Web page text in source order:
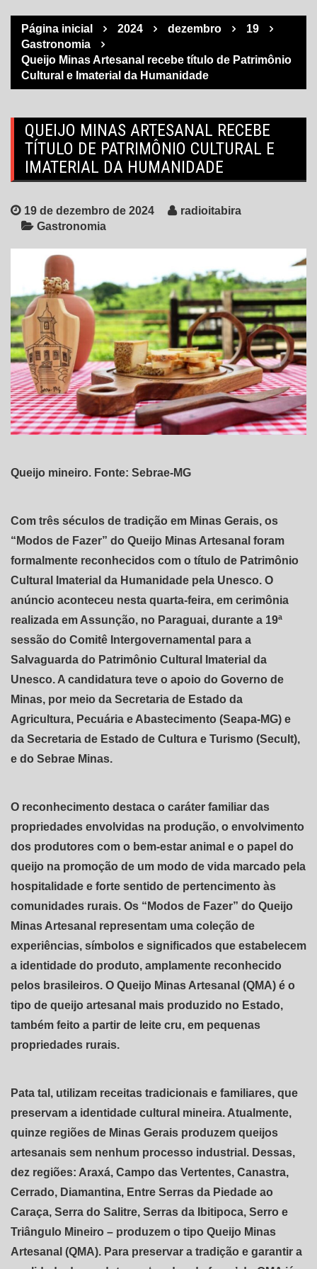
Página inicial 2024 dezembro
19
Gastronomia
Queijo Minas Artesanal recebe título de Patrimônio
Cultural e Imaterial da Humanidade
QUEIJO MINAS ARTESANAL RECEBE
TÍTULO DE PATRIMÔNIO CULTURAL E
IMATERIAL DA HUMANIDADE
19 de dezembro de 2024
radioitabira
Gastronomia
Queijo mineiro. Fonte: Sebrae-MG
Com três séculos de tradição em Minas Gerais, os
“Modos de Fazer” do Queijo Minas Artesanal foram
formalmente reconhecidos com o título de Patrimônio
Cultural Imaterial da Humanidade pela Unesco. O
anúncio aconteceu nesta quarta-feira, em cerimônia
realizada em Assunção, no Paraguai, durante a 19ª
sessão do Comitê Intergovernamental para a
Salvaguarda do Patrimônio Cultural Imaterial da
Unesco. A candidatura teve o apoio do Governo de
Minas, por meio da Secretaria de Estado da
Agricultura, Pecuária e Abastecimento (Seapa-MG) e
da Secretaria de Estado de Cultura e Turismo (Secult),
e do Sebrae Minas.
O reconhecimento destaca o caráter familiar das
propriedades envolvidas na produção, o envolvimento
dos produtores com o bem-estar animal e o papel do
queijo na promoção de um modo de vida marcado pela
hospitalidade e forte sentido de pertencimento às
comunidades rurais. Os “Modos de Fazer” do Queijo
Minas Artesanal representam uma coleção de
experiências, símbolos e significados que estabelecem
a identidade do produto, amplamente reconhecido
pelos brasileiros. O Queijo Minas Artesanal (QMA) é o
tipo de queijo artesanal mais produzido no Estado,
também feito a partir de leite cru, em pequenas
propriedades rurais.
Pata tal, utilizam receitas tradicionais e familiares, que
preservam a identidade cultural mineira. Atualmente,
quinze regiões de Minas Gerais produzem queijos
artesanais sem nenhum processo industrial. Dessas,
dez regiões: Araxá, Campo das Vertentes, Canastra,
Cerrado, Diamantina, Entre Serras da Piedade ao
Caraça, Serra do Salitre, Serras da Ibitipoca, Serro e
Triângulo Mineiro – produzem o tipo Queijo Minas
Artesanal (QMA). Para preservar a tradição e garantir a